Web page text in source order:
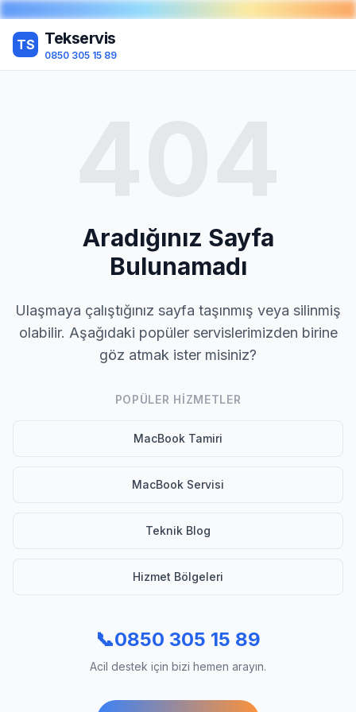
TS Tekservis
0850 305 15 89
Aradığınız Sayfa
Bulunamadı
Ulaşmaya çalıştığınız sayfa taşınmış veya silinmiş
olabilir. Aşağıdaki popüler servislerimizden birine
göz atmak ister misiniz?
POPÜLER HIZMETLER
MacBook Tamiri
MacBook Servisi
Teknik Blog
Hizmet Bölgeleri
📞0850 305 15 89
Acil destek için bizi hemen arayın.